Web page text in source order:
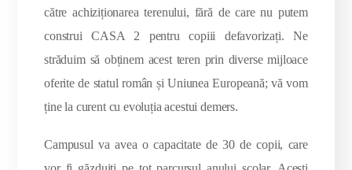
către achiziționarea terenului, fără de care nu putem
construi CASA 2 pentru copiii defavorizați. Ne
străduim să obținem acest teren prin diverse mijloace
oferite de statul român și Uniunea Europeană; vă vom
ține la curent cu evoluția acestui demers.
Campusul va avea o capacitate de 30 de copii, care